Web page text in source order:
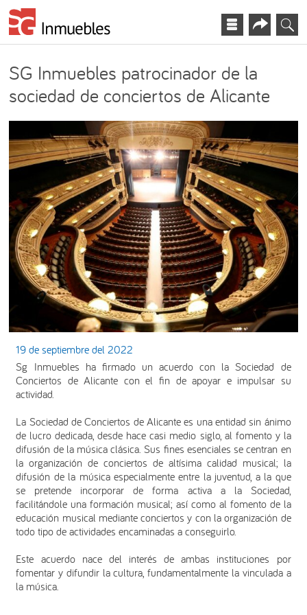
SG Inmuebles patrocinador de la
sociedad de conciertos de Alicante
19 de septiembre del 2022
Sg Inmuebles ha firmado un acuerdo con la Sociedad de
Conciertos de Alicante con el fin de apoyar e impulsar su
actividad.
La Sociedad de Conciertos de Alicante es una entidad sin ánimo
de lucro dedicada, desde hace casi medio siglo, al fomento y la
difusión de la música clásica. Sus fines esenciales se centran en
la organización de conciertos de altísima calidad musical; la
difusión de la música especialmente entre la juventud, a la que
se pretende incorporar de forma activa a la Sociedad,
facilitándole una formación musical; así como al fomento de la
educación musical mediante conciertos y con la organización de
todo tipo de actividades encaminadas a conseguirlo.
Este acuerdo nace del interés de ambas instituciones por
fomentar y difundir la cultura, fundamentalmente la vinculada a
la música.